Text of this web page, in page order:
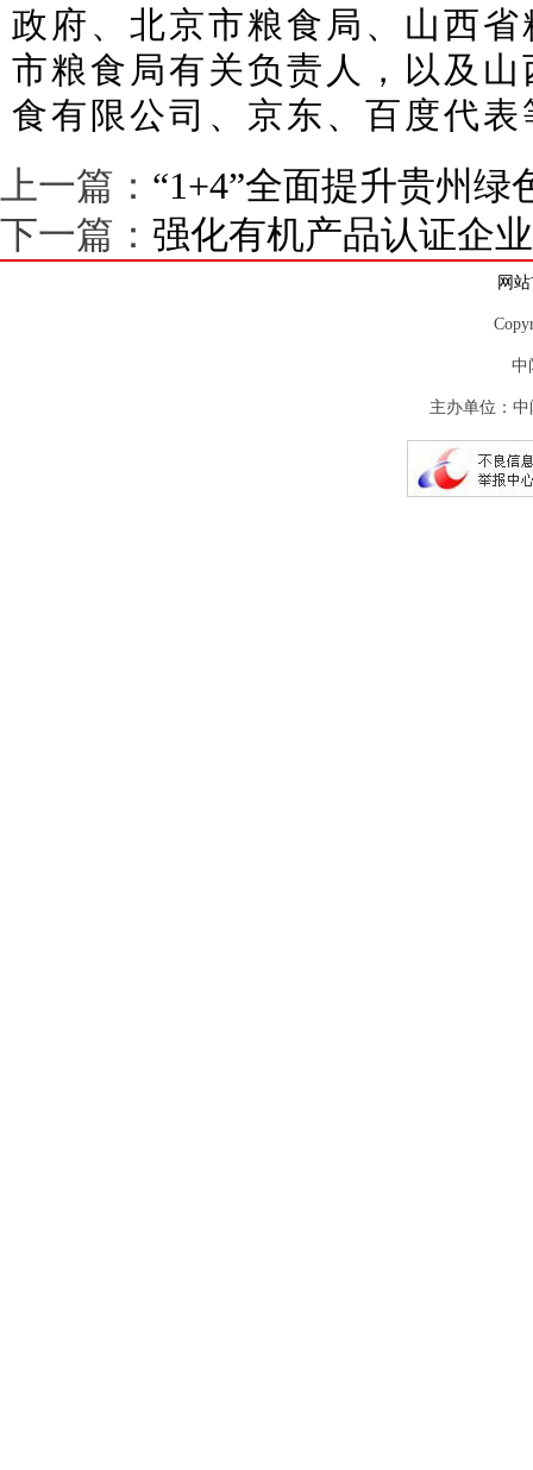
政府、北京市粮食局、山西
市粮食局有关负责人，以及
食有限公司、京东、百度代
上一篇： “1+4”全面提升贵州
下一篇： 强化有机产品认证企
网
中
主办单位：